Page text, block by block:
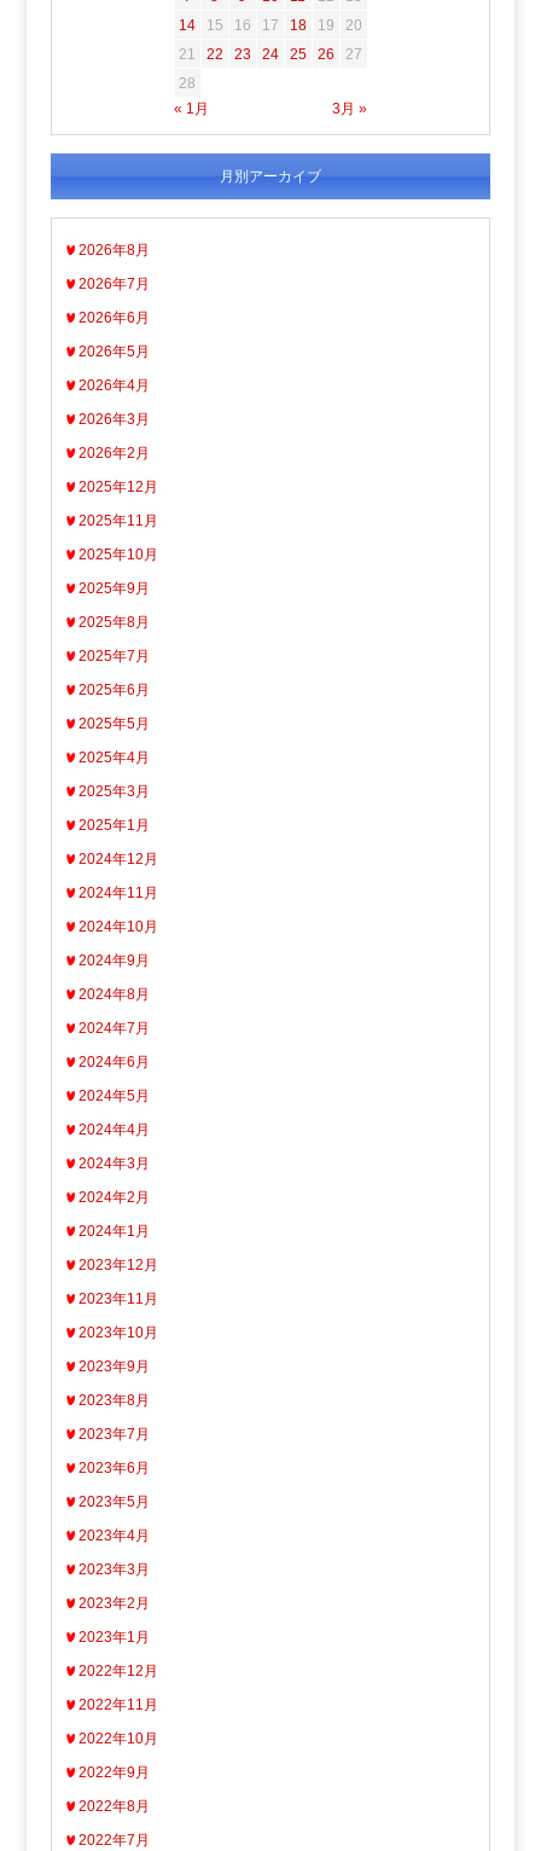
« 1月 3月 »
14
15 16 17 18 19
20
21
22 23 24 25 26
27
28
月別アーカイブ
2026年8月
2026年7月
2026年6月
2026年5月
2026年4月
2026年3月
2026年2月
2025年12月
2025年11月
2025年10月
2025年9月
2025年8月
2025年7月
2025年6月
2025年5月
2025年4月
2025年3月
2025年1月
2024年12月
2024年11月
2024年10月
2024年9月
2024年8月
2024年7月
2024年6月
2024年5月
2024年4月
2024年3月
2024年2月
2024年1月
2023年12月
2023年11月
2023年10月
2023年9月
2023年8月
2023年7月
2023年6月
2023年5月
2023年4月
2023年3月
2023年2月
2023年1月
2022年12月
2022年11月
2022年10月
2022年9月
2022年8月
2022年7月